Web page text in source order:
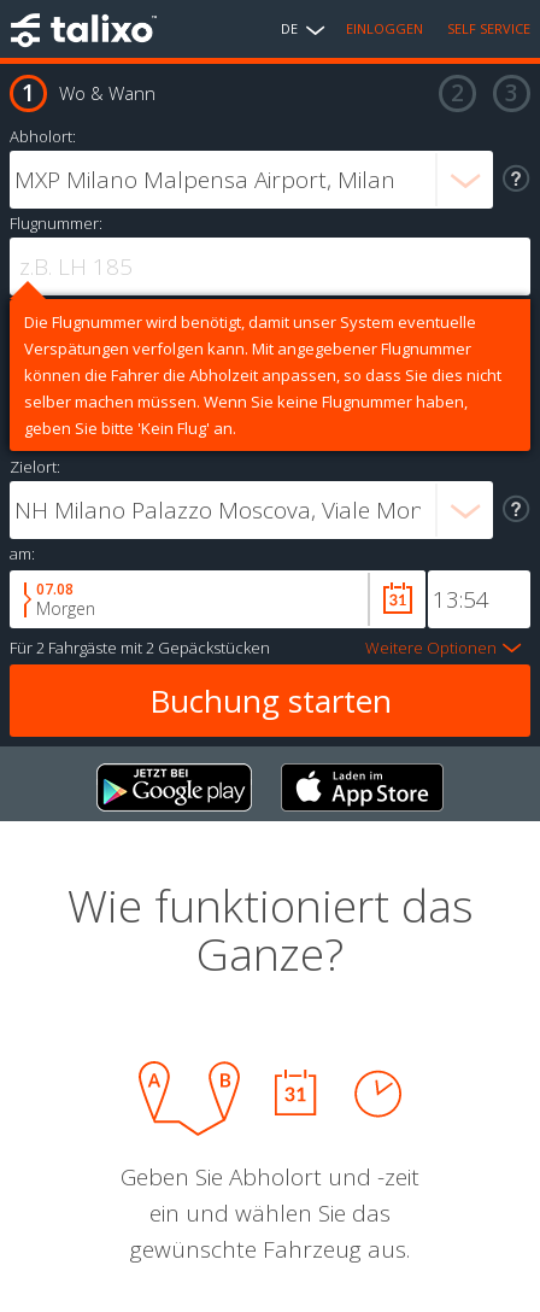
DE EINLOGGEN SELF SERVICE
Wo & Wann
Abholort:
Flugnummer:
Die Flugnummer wird benötigt, damit unser System eventuelle
Verspätungen verfolgen kann. Mit angegebener Flugnummer
können die Fahrer die Abholzeit anpassen, so dass Sie dies nicht
selber machen müssen. Wenn Sie keine Flugnummer haben,
geben Sie bitte 'Kein Flug' an.
Zielort:
am:
07.08
Morgen
Für2 Fahrgäste mit2 Gepäckstücken Weitere Optionen
Wie funktioniert das
Ganze?
Geben Sie Abholort und -zeit
ein und wählen Sie das
gewünschte Fahrzeug aus.